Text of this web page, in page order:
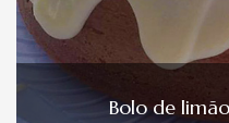
Bolo de